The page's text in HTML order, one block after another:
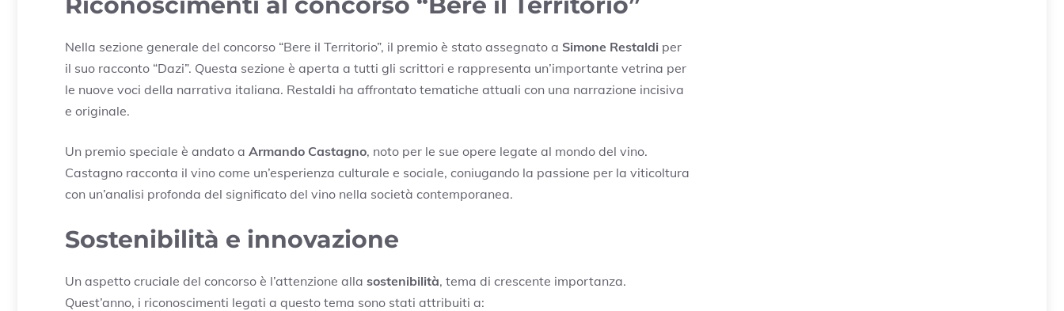
Nella sezione generale del concorso “Bere il Territorio”, il premio è stato assegnato a Simone Restaldi per
il suo racconto “Dazi”. Questa sezione è aperta a tutti gli scrittori e rappresenta un’importante vetrina per
le nuove voci della narrativa italiana. Restaldi ha affrontato tematiche attuali con una narrazione incisiva
e originale.
Un premio speciale è andato a Armando Castagno, noto per le sue opere legate al mondo del vino.
Castagno racconta il vino come un’esperienza culturale e sociale, coniugando la passione per la viticoltura
con un’analisi profonda del significato del vino nella società contemporanea.
Sostenibilità e innovazione
Un aspetto cruciale del concorso è l’attenzione alla sostenibilità, tema di crescente importanza.
Quest’anno, i riconoscimenti legati a questo tema sono stati attribuiti a: